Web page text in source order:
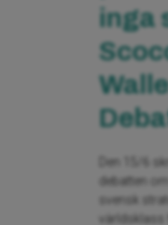
inga
Den 15/6
debatten
svensk
världsklass